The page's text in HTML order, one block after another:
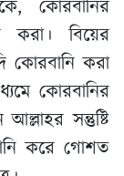
কোরবানির
করা। বিয়ের
কোরবানি করা
কোরবানির
সন্তুষ্টি
করে গোশত